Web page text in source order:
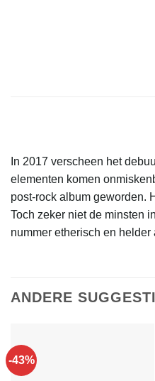
In 2017 verscheen het
elementen komen
post-rock album geworden.
Toch zeker niet de minsten
nummer etherisch en
ANDERE
-43%